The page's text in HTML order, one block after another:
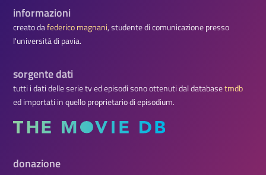
informazioni
creato dafederico magnani, studente di comunicazione presso
l'università di pavia.
sorgente dati
tutti i dati delle serie tv ed episodi sono ottenuti dal databasetmdb
ed importati in quello proprietario di episodium.
donazione